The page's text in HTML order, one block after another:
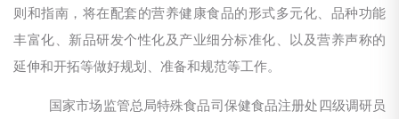
则和指南，将在配套的营养健康食品的形式多元化、品种功能
丰富化、新品研发个性化及产业细分标准化、以及营养声称的
延伸和开拓等做好规划、准备和规范等工作。
国家市场监管总局特殊食品司保健食品注册处四级调研员